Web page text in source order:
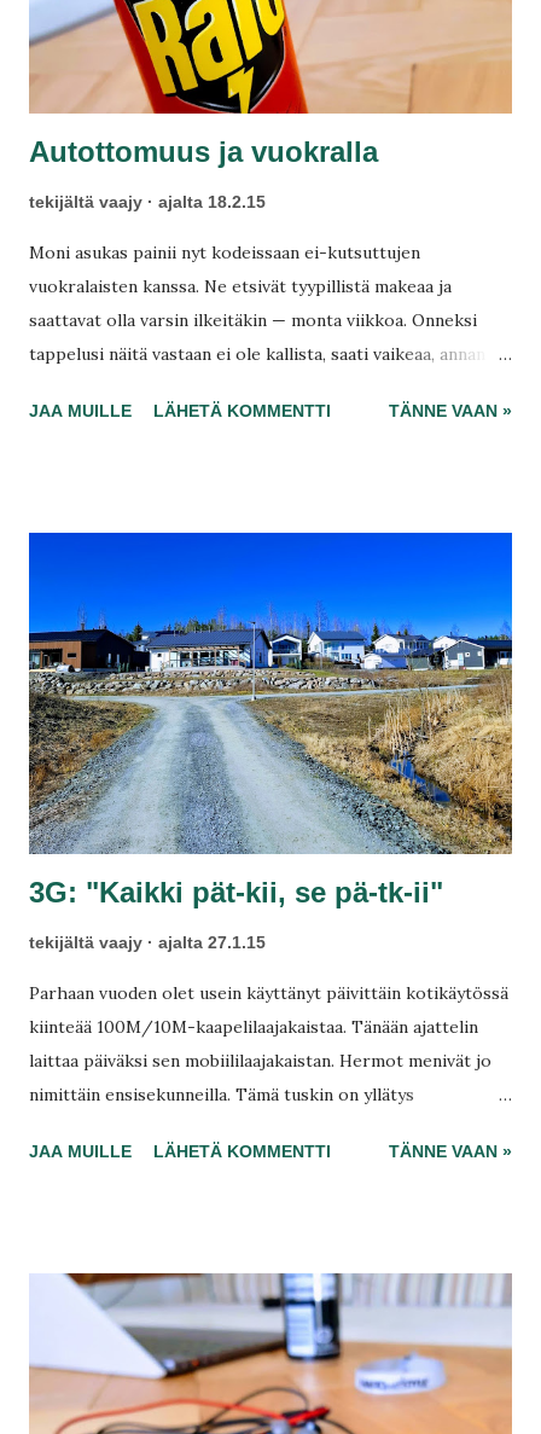
Autottomuus ja vuokralla
tekijältä vaajy ajalta 18.2.15
Moni asukas painii nyt kodeissaan ei-kutsuttujen
vuokralaisten kanssa. Ne etsivät tyypillistä makeaa ja
saattavat olla varsin ilkeitäkin — monta viikkoa. Onneksi
tappelusi näitä vastaan ei ole kallista, saati vaikeaa, annan
yleinen ongelma. Onneksi täällä on Kotikatu, Realian
JAA MUILLE LÄHETÄ KOMMENTTI TÄNNE VAAN »
3G: "Kaikki pät-kii, se pä-tk-ii"
tekijältä vaajy ajalta 27.1.15
Parhaan vuoden olet usein käyttänyt päivittäin kotikäytössä
kiinteää 100M/10M-kaapelilaajakaistaa. Tänään ajattelin
laittaa päiväksi sen mobiililaajakaistan. Hermot menivät jo
nimittäin ensisekunneilla. Tämä tuskin on yllätys
useamman viikon ajan. Latingit lataan mihin aikaan tahansa
JAA MUILLE LÄHETÄ KOMMENTTI TÄNNE VAAN »